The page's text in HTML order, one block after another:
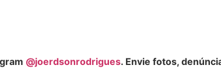
@joerdsonrodrigues. Envie fotos,